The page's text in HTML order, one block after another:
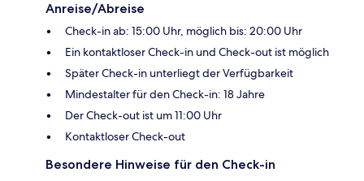
Anreise/Abreise
Check-in ab: 15:00 Uhr, möglich bis: 20:00 Uhr
Ein kontaktloser Check-in und Check-out ist möglich
Später Check-in unterliegt der Verfügbarkeit
Mindestalter für den Check-in: 18 Jahre
Der Check-out ist um 11:00 Uhr
Kontaktloser Check-out
Besondere Hinweise für den Check-in